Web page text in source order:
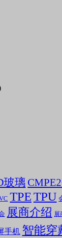
玻璃
TPETPU
展商介绍 展
手机 智能穿